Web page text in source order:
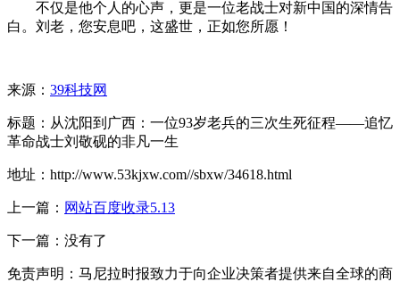
不仅是他个人的心声，更是一位老战士对新中国的深情告
白。刘老，您安息吧，这盛世，正如您所愿！
来源： 39科技网
标题：从沈阳到广西：一位93岁老兵的三次生死征程——追忆
革命战士刘敬砚的非凡一生
地址：http://www.53kjxw.com//sbxw/34618.html
上一篇： 网站百度收录5.13
下一篇：没有了
免责声明：马尼拉时报致力于向企业决策者提供来自全球的商